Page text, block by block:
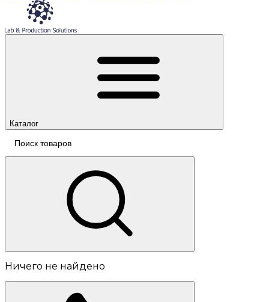
Каталог
Ничего не найдено